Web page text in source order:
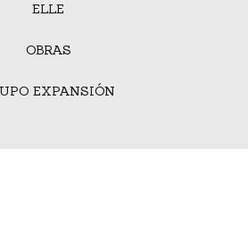
ELLE
OBRAS
EXPANSIÓN